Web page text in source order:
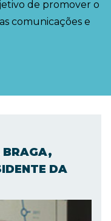
de promover o
comunicações e
BRAGA,
DA